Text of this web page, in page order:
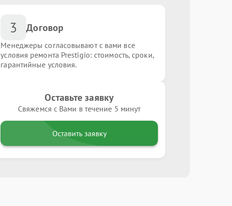
3 Договор
Менеджеры согласовывают с вами все
условия ремонта Prestigio: стоимость, сроки,
гарантийные условия.
Оставьте заявку
Свяжемся с Вами в течение 5 минут
Оставить заявку